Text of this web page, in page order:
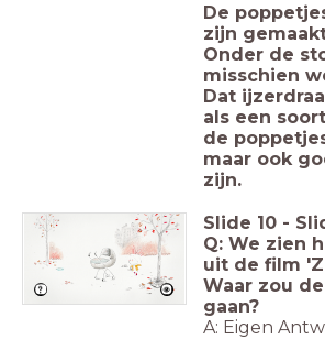
De
zijn
Onder de
misschien
Dat
als een
de
maar ook
zijn.
Slide 10 -
Q: We zien
uit de film
Waar zou
gaan?
A: Eigen